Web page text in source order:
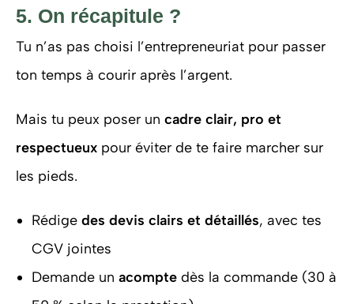
5. On récapitule ?
Tu n’as pas choisi l’entrepreneuriat pour passer
ton temps à courir après l’argent.
Mais tu peux poser un cadre clair, pro et
respectueux pour éviter de te faire marcher sur
les pieds.
Rédige des devis clairs et détaillés, avec tes
CGV jointes
Demande un acompte dès la commande (30 à